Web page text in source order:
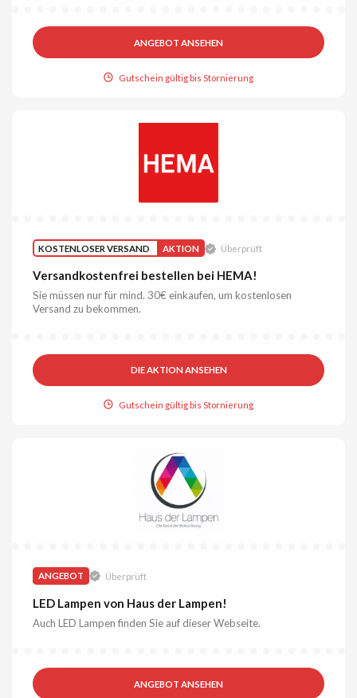
ANGEBOT ANSEHEN
Gutschein gültig bis Stornierung
KOSTENLOSER VERSAND AKTION Überprüft
Versandkostenfrei bestellen bei HEMA!
Sie müssen nur für mind. 30€ einkaufen, um kostenlosen
Versand zu bekommen.
DIE AKTION ANSEHEN
Gutschein gültig bis Stornierung
ANGEBOT Überprüft
LED Lampen von Haus der Lampen!
Auch LED Lampen finden Sie auf dieser Webseite.
ANGEBOT ANSEHEN